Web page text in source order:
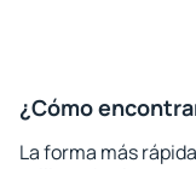
¿Cómo
La forma más